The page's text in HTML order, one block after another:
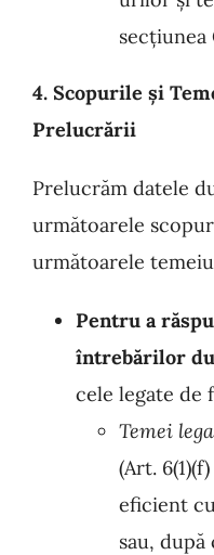
4. Scopurile și
Prelucrării
Prelucrăm datele
următoarele
următoarele
Pentru a
întrebărilor
cele legate de
Temei
(Art.
eficient
sau,